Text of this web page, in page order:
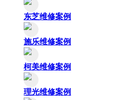
东芝维修案例
施乐维修案例
柯美维修案例
理光维修案例